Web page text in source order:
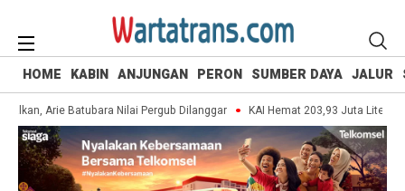
HOME KABIN ANJUNGAN PERON SUMBER DAYA JALUR
Arie Batubara Nilai Pergub Dilanggar KAI Hemat 203,93 Juta Liter Air